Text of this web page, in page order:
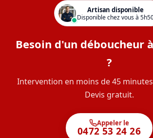
Artisan disponible
Disponible chez vous à
Besoin d'un déboucheur
?
Intervention en moins de 45
Devis gratuit.
Appeler le
0472 53 24 26